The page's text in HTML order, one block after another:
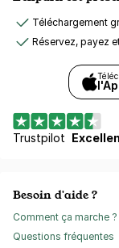
Téléchargement
Réservez, payez
Trustpilot
Besoin d'aide ?
Comment ça marche ?
Questions fréquentes